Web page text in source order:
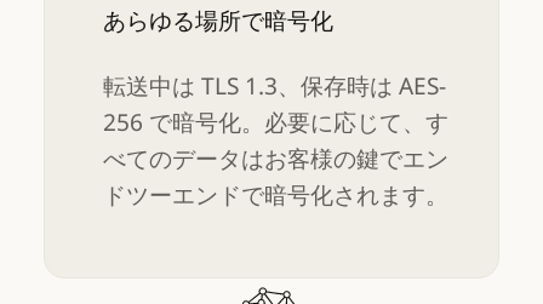
あらゆる場所で暗号化
転送中は TLS 1.3、保存時は AES-
256 で暗号化。必要に応じて、す
べてのデータはお客様の鍵でエン
ドツーエンドで暗号化されます。